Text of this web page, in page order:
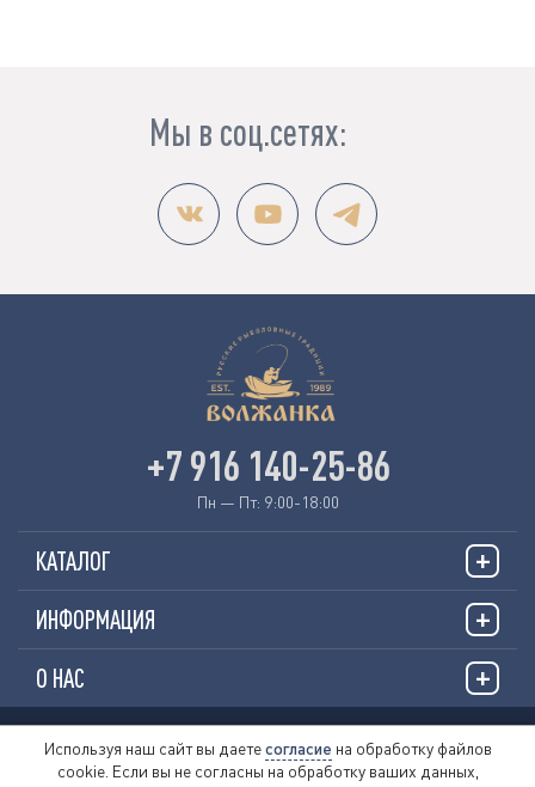
Мы в соц.сетях:
КАТАЛОГ
ИНФОРМАЦИЯ
О НАС
+7 916 140-25-86
Пн — Пт: 9:00-18:00
Пользовательское соглашение
Используя наш сайт вы даетесогласие на обработку файлов
cookie. Если вы не согласны на обработку ваших данных,